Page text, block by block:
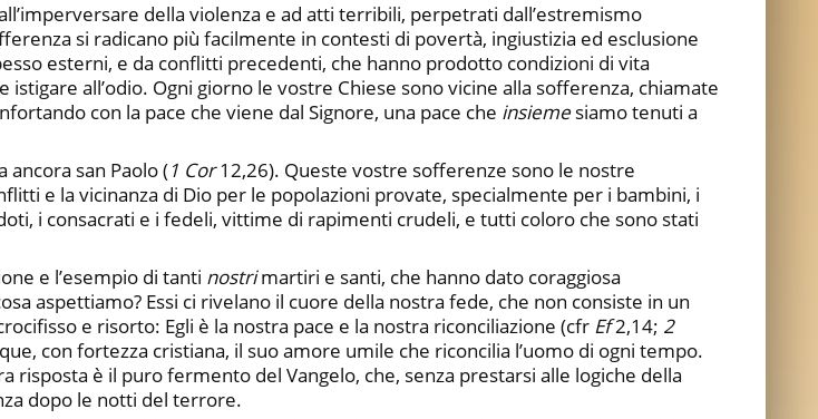
della violenza e ad atti terribili, perpetrati dall’estremismo
si radicano più facilmente in contesti di povertà, ingiustizia ed esclusione
esterni, e da conflitti precedenti, che hanno prodotto condizioni di vita
all’odio. Ogni giorno le vostre Chiese sono vicine alla sofferenza, chiamate
con la pace che viene dal Signore, una pace che insiemesiamo tenuti a
san Paolo (1 Cor12,26). Queste vostre sofferenze sono le nostre
e la vicinanza di Dio per le popolazioni provate, specialmente per i bambini, i
i consacrati e i fedeli, vittime di rapimenti crudeli, e tutti coloro che sono stati
e l’esempio di tanti nostrimartiri e santi, che hanno dato coraggiosa
aspettiamo? Essi ci rivelano il cuore della nostra fede, che non consiste in un
e risorto: Egli è la nostra pace e la nostra riconciliazione (cfr Ef2,14; 2
con fortezza cristiana, il suo amore umile che riconcilia l’uomo di ogni tempo.
risposta è il puro fermento del Vangelo, che, senza prestarsi alle logiche della
dopo le notti del terrore.